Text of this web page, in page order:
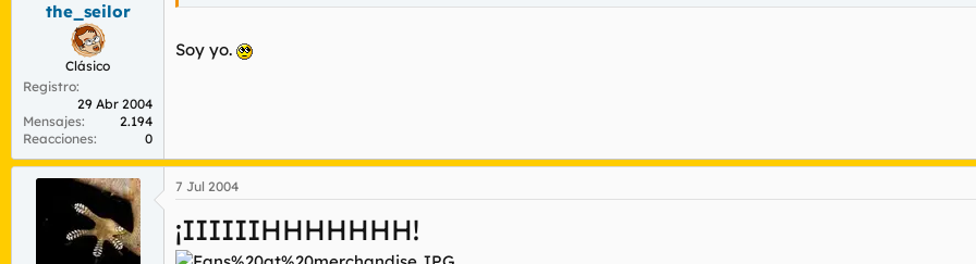
the_seilor
Clásico
Registro
29 Abr 2004
Mensajes
2.194
Reacciones
0
Soy yo.
7 Jul 2004
¡IIIIIIHHHHHHH!